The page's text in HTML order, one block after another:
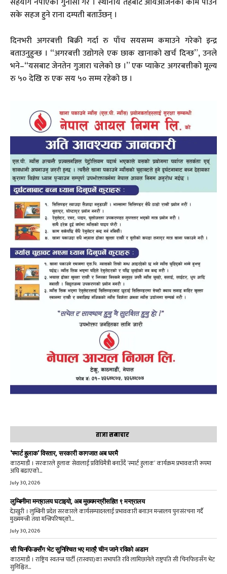
सके सहज हुने राना दम्पती बताउँछन् ।
दिनभरी अगरबत्ती बिक्री गर्दा रु पाँच सयसम्म कमाउने गरेको इन्द्र
बताउनुहुन्छ । “अगरबत्ती उद्योगले एक छाक खानाको खर्च दिन्छ”, उनले
भने–“यसबाट जेनतेन गुजारा चलेको छ ।” एक प्याकेट अगरबत्तीको मूल्य
रु ५० देखि रु एक सय ५० सम्म रहेको छ ।
ताजा समाचार
‘स्मार्ट हुलाक’ विस्तार, सरकारी कागजात अब घरमै
काठमाडौं । सरकारले हुलाक सेवालाई प्रविधिमैत्री बनाउँदै ‘स्मार्ट हुलाक’ कार्यक्रम प्रभावकारी रूपमा
अघि बढाएको...
July 30, 2026
लुम्बिनीमा मन्त्रालय घटाइयो, अब मुख्यमन्त्रीसहित ९ मन्त्रालय
देउखुरी । लुम्बिनी प्रदेश सरकारले कार्यसम्पादनलाई प्रभावकारी बनाउन मन्त्रालय पुनःसंरचना गर्दै
मुख्यमन्त्री तथा मन्त्रिपरिषद्को...
July 30, 2026
सी चिनफिङसँग भेट सुनिश्चित भए मात्रै चीन जाने रविको अडान
काठमाडौं । राष्ट्रिय स्वतन्त्र पार्टी (रास्वपा)का सभापति रवि लामिछानेले राष्ट्रपति सी चिनफिङसँग भेट
सुनिश्चित...